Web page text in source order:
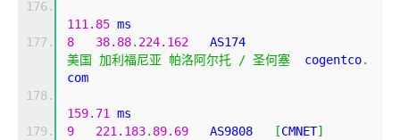
111.85 ms
8
38.88. 224.162
美国 加利福尼亚 帕洛阿尔托 / 圣何塞
  cogentco
.
com
159.71
ms
9
221.183. 89.69
   AS9808
[CMNET]